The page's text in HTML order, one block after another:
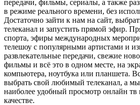
передачи, фильмы, сериалы, а также
в режиме реального времени, без
Достаточно зайти к нам на сайт,
телеканал и запустить прямой эфир.
спорта, эфиры международных
телешоу с популярными артистами и
развлекательные передачи, свежие
фильмы и всё это в одном месте, на
компьютера, ноутбука или планшета.
выбрать свой любимый телеканал, а
наиболее удобный просмотр онлайн
качестве.